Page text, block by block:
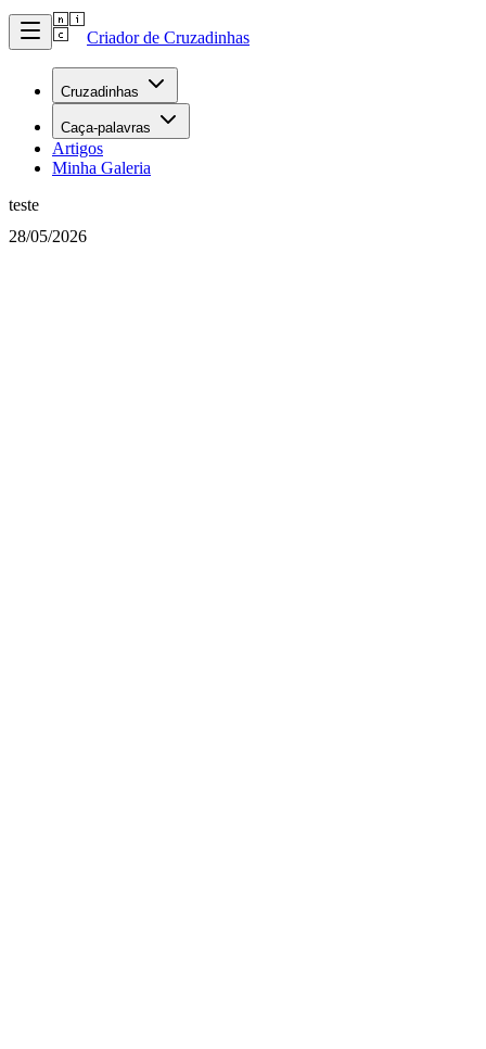
Criador de Cruzadinhas
Cruzadinhas
Caça-palavras
Artigos
Minha Galeria
teste
28/05/2026